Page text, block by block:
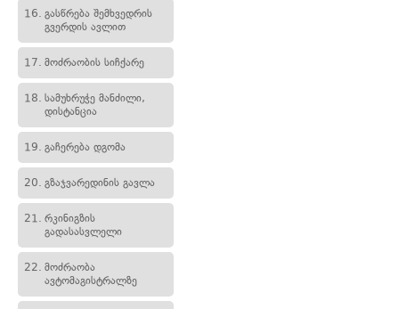
16. გასწრება შემხვედრის
გვერდის ავლით
17. მოძრაობის სიჩქარე
18. სამუხრუჭე მანძილი,
დისტანცია
19. გაჩერება დგომა
20. გზაჯვარედინის გავლა
21. რკინიგზის
გადასასვლელი
22. მოძრაობა
ავტომაგისტრალზე